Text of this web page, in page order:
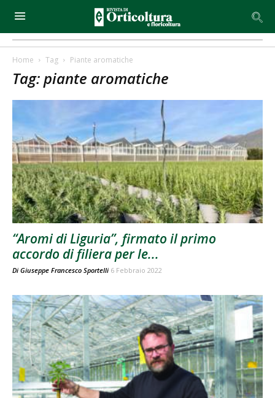
Home Tag Piante aromatiche
Tag: piante aromatiche
“Aromi di Liguria”, firmato il primo
accordo di filiera per le...
Di Giuseppe Francesco Sportelli 6 Febbraio 2022